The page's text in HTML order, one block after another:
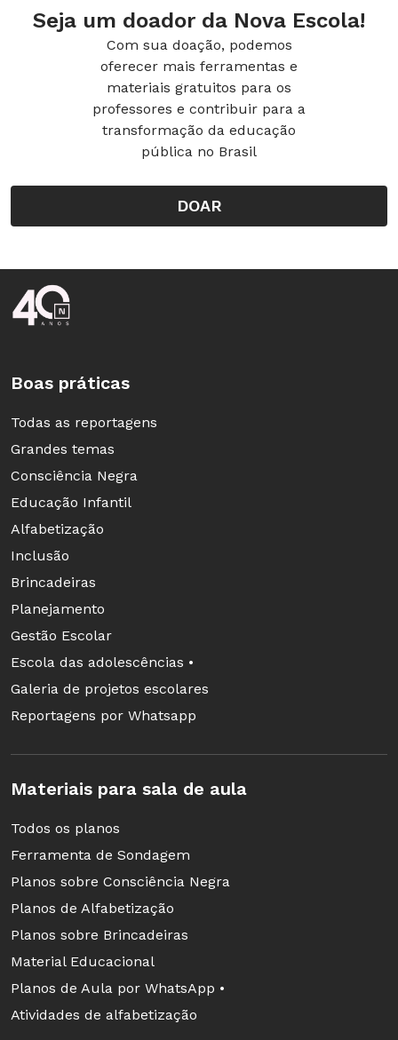
Seja um doador da Nova Escola!
Com sua doação, podemos
oferecer mais ferramentas e
materiais gratuitos para os
professores e contribuir para a
transformação da educação
pública no Brasil
DOAR
Rodapé da Nova Escola
Boas práticas
Todas as reportagens
Grandes temas
Consciência Negra
Educação Infantil
Alfabetização
Inclusão
Brincadeiras
Planejamento
Gestão Escolar
Escola das adolescências •
Galeria de projetos escolares
Reportagens por Whatsapp
Materiais para sala de aula
Todos os planos
Ferramenta de Sondagem
Planos sobre Consciência Negra
Planos de Alfabetização
Planos sobre Brincadeiras
Material Educacional
Planos de Aula por WhatsApp •
Atividades de alfabetização